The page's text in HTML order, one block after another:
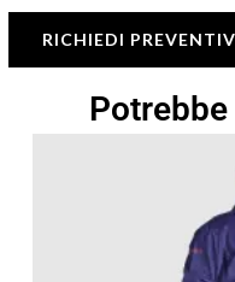
RICHIEDI